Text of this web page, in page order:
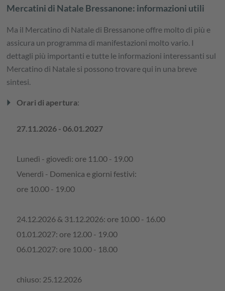
Mercatini di Natale Bressanone: informazioni utili
Ma il Mercatino di Natale di Bressanone offre molto di più e
assicura un programma di manifestazioni molto vario. I
dettagli più importanti e tutte le informazioni interessanti sul
Mercatino di Natale si possono trovare qui in una breve
sintesi.
arrow_right Orari di apertura:
27.11.2026 - 06.01.2027
Lunedì - giovedì: ore 11.00 - 19.00
Venerdì - Domenica e giorni festivi:
ore 10.00 - 19.00
24.12.2026 & 31.12.2026: ore 10.00 - 16.00
01.01.2027: ore 12.00 - 19.00
06.01.2027: ore 10.00 - 18.00
chiuso: 25.12.2026